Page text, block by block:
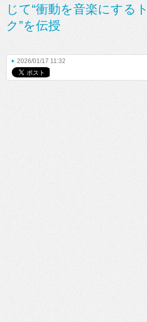
じて“衝動を音楽にする
ク”を伝授
2026/01/17 11:32